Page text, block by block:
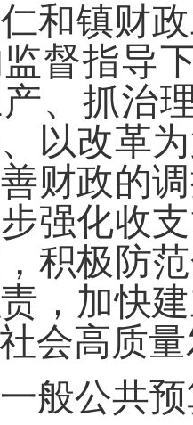
和镇财
督指导
、抓治
以改革
财政的
强化收
积极防
，加快
会高质
一般公共